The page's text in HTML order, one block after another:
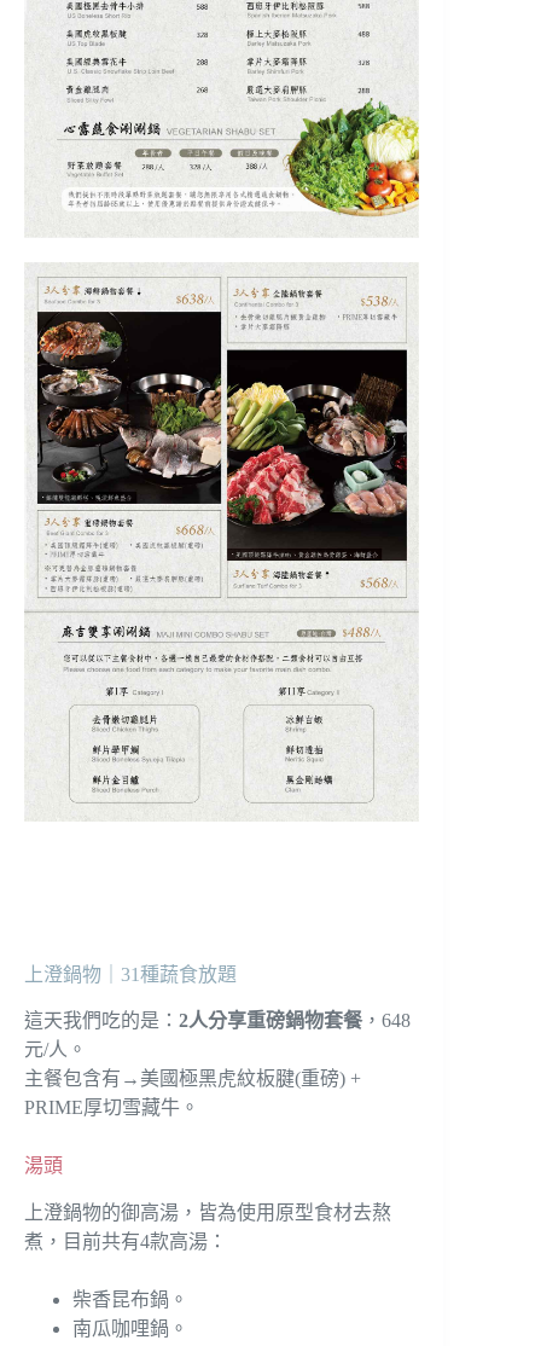
上澄鍋物｜31種蔬食放題
這天我們吃的是： 2人分享重磅鍋物套餐 ，648
元/人。
主餐包含有→美國極黑虎紋板腱(重磅) +
PRIME厚切雪藏牛。
湯頭
上澄鍋物的御高湯，皆為使用原型食材去熬
煮，目前共有4款高湯：
柴香昆布鍋。
南瓜咖哩鍋。